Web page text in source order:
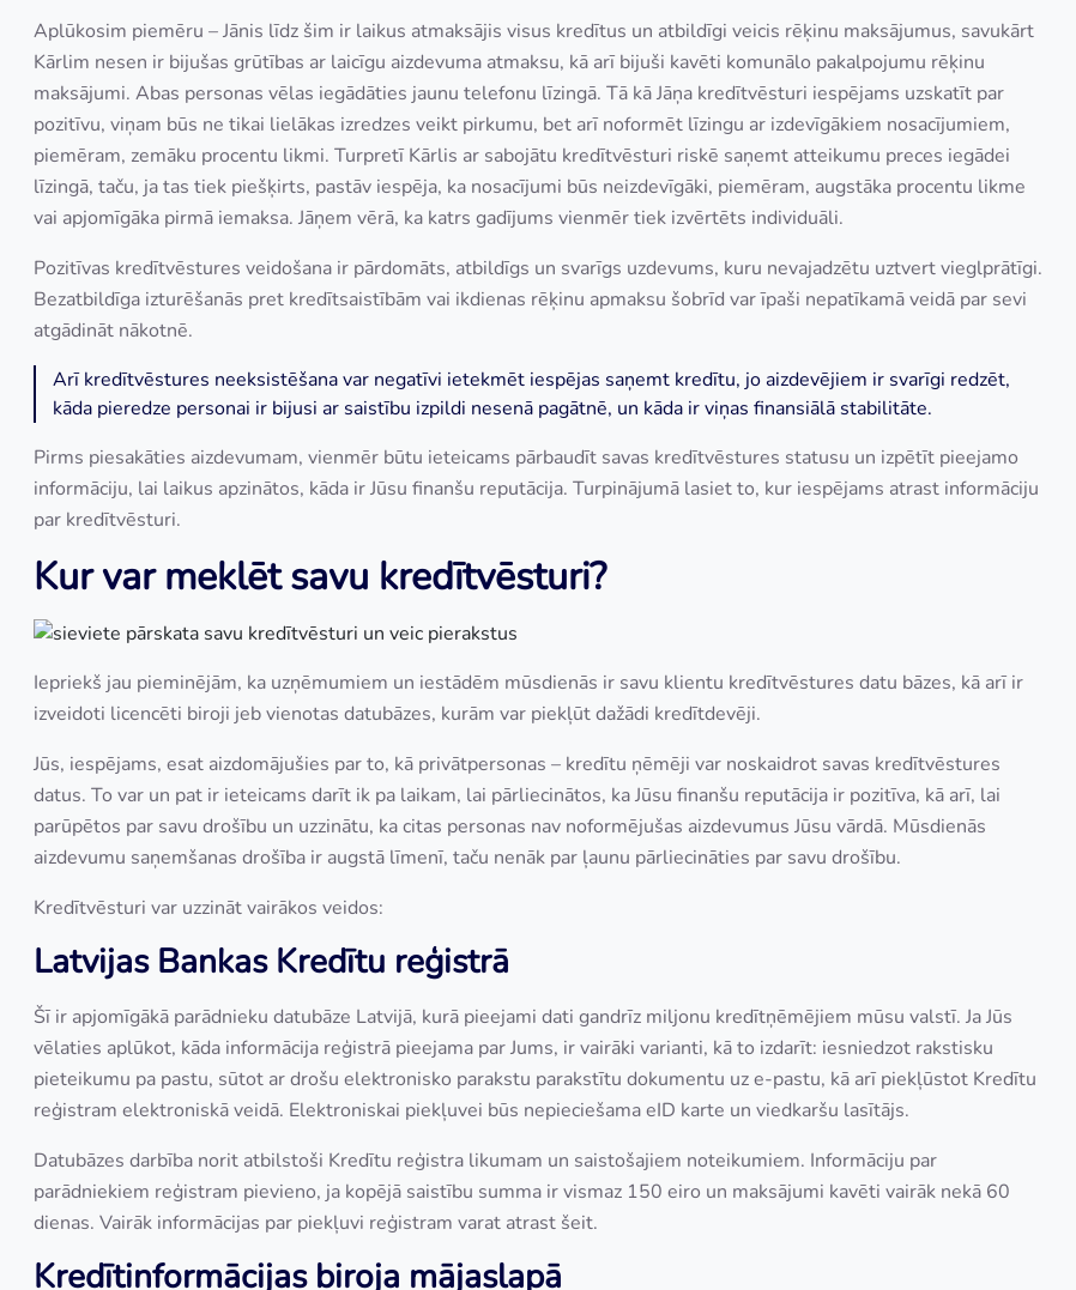
Aplūkosim piemēru – Jānis līdz šim ir laikus atmaksājis visus kredītus un atbildīgi veicis rēķinu maksājumus, savukārt
Kārlim nesen ir bijušas grūtības ar laicīgu aizdevuma atmaksu, kā arī bijuši kavēti komunālo pakalpojumu rēķinu
maksājumi. Abas personas vēlas iegādāties jaunu telefonu līzingā. Tā kā Jāņa kredītvēsturi iespējams uzskatīt par
pozitīvu, viņam būs ne tikai lielākas izredzes veikt pirkumu, bet arī noformēt līzingu ar izdevīgākiem nosacījumiem,
piemēram, zemāku procentu likmi. Turpretī Kārlis ar sabojātu kredītvēsturi riskē saņemt atteikumu preces iegādei
līzingā, taču, ja tas tiek piešķirts, pastāv iespēja, ka nosacījumi būs neizdevīgāki, piemēram, augstāka procentu likme
vai apjomīgāka pirmā iemaksa. Jāņem vērā, ka katrs gadījums vienmēr tiek izvērtēts individuāli.
Pozitīvas kredītvēstures veidošana ir pārdomāts, atbildīgs un svarīgs uzdevums, kuru nevajadzētu uztvert vieglprātīgi.
Bezatbildīga izturēšanās pret kredītsaistībām vai ikdienas rēķinu apmaksu šobrīd var īpaši nepatīkamā veidā par sevi
atgādināt nākotnē.
Arī kredītvēstures neeksistēšana var negatīvi ietekmēt iespējas saņemt kredītu, jo aizdevējiem ir svarīgi redzēt,
kāda pieredze personai ir bijusi ar saistību izpildi nesenā pagātnē, un kāda ir viņas finansiālā stabilitāte.
Pirms piesakāties aizdevumam, vienmēr būtu ieteicams pārbaudīt savas kredītvēstures statusu un izpētīt pieejamo
informāciju, lai laikus apzinātos, kāda ir Jūsu finanšu reputācija. Turpinājumā lasiet to, kur iespējams atrast informāciju
par kredītvēsturi.
Kur var meklēt savu kredītvēsturi?
Iepriekš jau pieminējām, ka uzņēmumiem un iestādēm mūsdienās ir savu klientu kredītvēstures datu bāzes, kā arī ir
izveidoti licencēti biroji jeb vienotas datubāzes, kurām var piekļūt dažādi kredītdevēji.
Jūs, iespējams, esat aizdomājušies par to, kā privātpersonas – kredītu ņēmēji var noskaidrot savas kredītvēstures
datus. To var un pat ir ieteicams darīt ik pa laikam, lai pārliecinātos, ka Jūsu finanšu reputācija ir pozitīva, kā arī, lai
parūpētos par savu drošību un uzzinātu, ka citas personas nav noformējušas aizdevumus Jūsu vārdā. Mūsdienās
aizdevumu saņemšanas drošība ir augstā līmenī, taču nenāk par ļaunu pārliecināties par savu drošību.
Kredītvēsturi var uzzināt vairākos veidos:
Latvijas Bankas Kredītu reģistrā
Šī ir apjomīgākā parādnieku datubāze Latvijā, kurā pieejami dati gandrīz miljonu kredītņēmējiem mūsu valstī. Ja Jūs
vēlaties aplūkot, kāda informācija reģistrā pieejama par Jums, ir vairāki varianti, kā to izdarīt: iesniedzot rakstisku
pieteikumu pa pastu, sūtot ar drošu elektronisko parakstu parakstītu dokumentu uz e-pastu, kā arī piekļūstot Kredītu
reģistram elektroniskā veidā. Elektroniskai piekļuvei būs nepieciešama eID karte un viedkaršu lasītājs.
Datubāzes darbība norit atbilstoši Kredītu reģistra likumam un saistošajiem noteikumiem. Informāciju par
parādniekiem reģistram pievieno, ja kopējā saistību summa ir vismaz 150 eiro un maksājumi kavēti vairāk nekā 60
dienas. Vairāk informācijas par piekļuvi reģistram varat atrast šeit.
Kredītinformācijas biroja mājaslapā